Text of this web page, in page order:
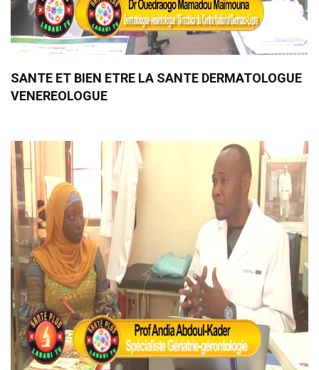
SANTE ET BIEN ETRE LA SANTE DERMATOLOGUE
VENEREOLOGUE